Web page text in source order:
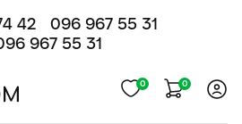
42 096 967 55 31
0 0